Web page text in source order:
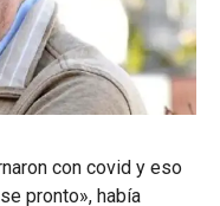
con covid y eso
pronto», había